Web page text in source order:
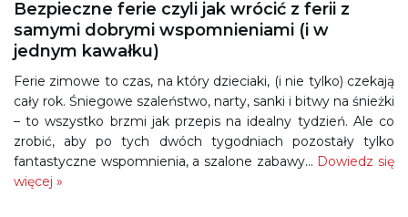
Bezpieczne ferie czyli jak wrócić z ferii z
samymi dobrymi wspomnieniami (i w
jednym kawałku)
Ferie zimowe to czas, na który dzieciaki, (i nie tylko) czekają
cały rok. Śniegowe szaleństwo, narty, sanki i bitwy na śnieżki
– to wszystko brzmi jak przepis na idealny tydzień. Ale co
zrobić, aby po tych dwóch tygodniach pozostały tylko
fantastyczne wspomnienia, a szalone zabawy… Dowiedz się
więcej »